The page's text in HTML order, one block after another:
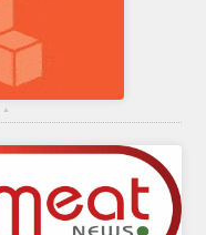
▴